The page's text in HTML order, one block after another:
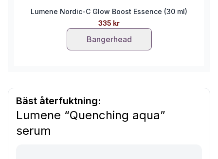
Lumene Nordic-C Glow Boost Essence (30 ml)
335 kr
Bangerhead
Bäst återfuktning:
Lumene “Quenching aqua”
serum